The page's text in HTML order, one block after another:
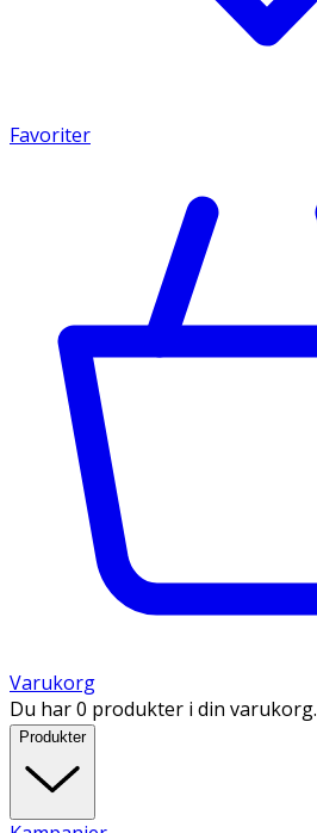
Favoriter
Varukorg
Du har 0 produkter i din varukorg.
Produkter